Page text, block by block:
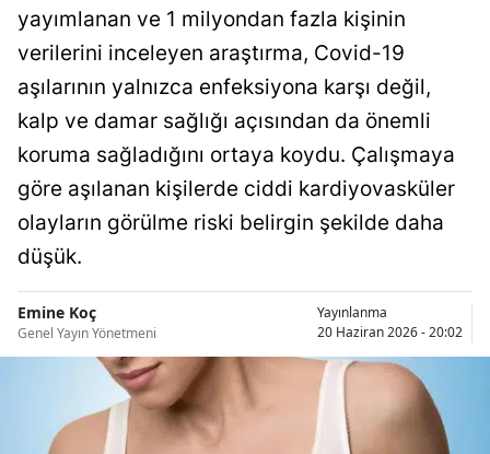
Artvin
Aydın
Bilecik
Bingöl
Bolu
Bursa
Çanakkale
yayımlanan ve 1 milyondan fazla kişinin
verilerini inceleyen araştırma, Covid-19
aşılarının yalnızca enfeksiyona karşı değil,
kalp ve damar sağlığı açısından da önemli
koruma sağladığını ortaya koydu. Çalışmaya
göre aşılanan kişilerde ciddi kardiyovasküler
olayların görülme riski belirgin şekilde daha
düşük.
Emine Koç
Genel Yayın Yönetmeni
Yayınlanma
20 Haziran 2026 - 20:02